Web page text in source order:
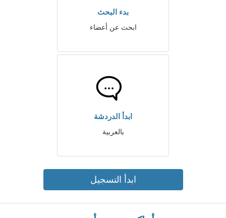
بدء البحث
ابحث عن أعضاء
ابدأ الدردشة
بالعربية
ابدأ التسجيل